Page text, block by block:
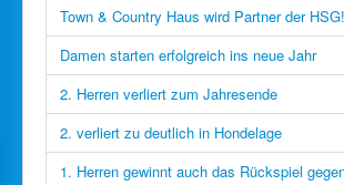
Town & Country Haus wird Partner der HSG!
Damen starten erfolgreich ins neue Jahr
2. Herren verliert zum Jahresende
2. verliert zu deutlich in Hondelage
1. Herren gewinnt auch das Rückspiel